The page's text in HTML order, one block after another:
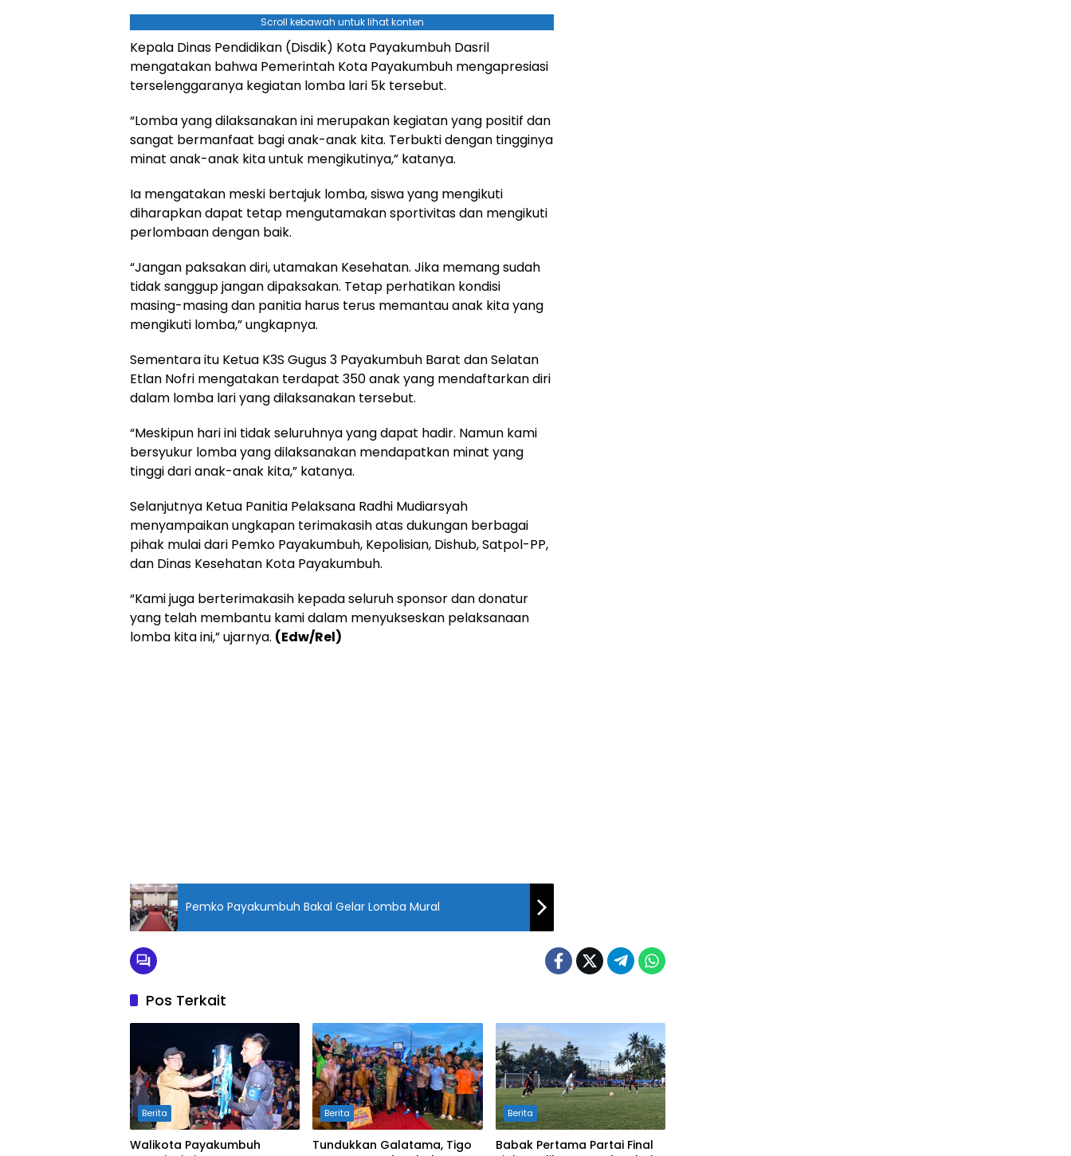
Scroll kebawah untuk lihat konten
Kepala Dinas Pendidikan (Disdik) Kota Payakumbuh Dasril
mengatakan bahwa Pemerintah Kota Payakumbuh mengapresiasi
terselenggaranya kegiatan lomba lari 5k tersebut.
“Lomba yang dilaksanakan ini merupakan kegiatan yang positif dan
sangat bermanfaat bagi anak-anak kita. Terbukti dengan tingginya
minat anak-anak kita untuk mengikutinya,” katanya.
Ia mengatakan meski bertajuk lomba, siswa yang mengikuti
diharapkan dapat tetap mengutamakan sportivitas dan mengikuti
perlombaan dengan baik.
“Jangan paksakan diri, utamakan Kesehatan. Jika memang sudah
tidak sanggup jangan dipaksakan. Tetap perhatikan kondisi
masing-masing dan panitia harus terus memantau anak kita yang
mengikuti lomba,” ungkapnya.
Sementara itu Ketua K3S Gugus 3 Payakumbuh Barat dan Selatan
Etlan Nofri mengatakan terdapat 350 anak yang mendaftarkan diri
dalam lomba lari yang dilaksanakan tersebut.
“Meskipun hari ini tidak seluruhnya yang dapat hadir. Namun kami
bersyukur lomba yang dilaksanakan mendapatkan minat yang
tinggi dari anak-anak kita,” katanya.
Selanjutnya Ketua Panitia Pelaksana Radhi Mudiarsyah
menyampaikan ungkapan terimakasih atas dukungan berbagai
pihak mulai dari Pemko Payakumbuh, Kepolisian, Dishub, Satpol-PP,
dan Dinas Kesehatan Kota Payakumbuh.
“Kami juga berterimakasih kepada seluruh sponsor dan donatur
yang telah membantu kami dalam menyukseskan pelaksanaan
lomba kita ini,” ujarnya. (Edw/Rel)
Pemko Payakumbuh Bakal Gelar Lomba Mural
Pos Terkait
Berita
Walikota Payakumbuh
Berita
Tundukkan Galatama, Tigo
Berita
Babak Pertama Partai Final